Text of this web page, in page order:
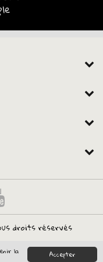
Accepter
la
droits réservés